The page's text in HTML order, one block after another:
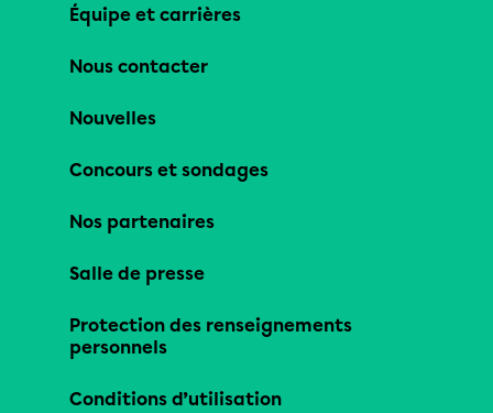
Équipe et carrières
Nous contacter
Nouvelles
Concours et sondages
Nos partenaires
Salle de presse
Protection des renseignements
personnels
Conditions d’utilisation